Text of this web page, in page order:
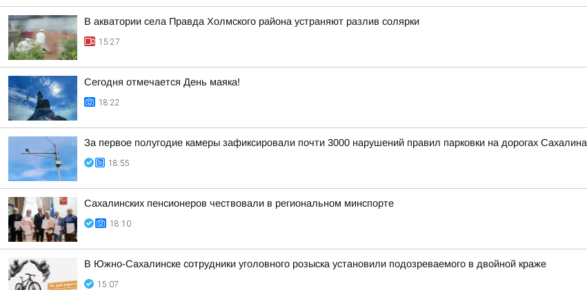
В акватории села Правда Холмского района устраняют разлив солярки
15:27
Сегодня отмечается День маяка!
18:22
За первое полугодие камеры зафиксировали почти 3000 нарушений правил парковки на дорогах Сахалина
18:55
Сахалинских пенсионеров чествовали в региональном минспорте
18:10
В Южно-Сахалинске сотрудники уголовного розыска установили подозреваемого в двойной краже
15:07